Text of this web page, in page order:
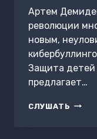
Артем
революции
новым,
Защита детей
предлагает…
СЛУШАТЬ